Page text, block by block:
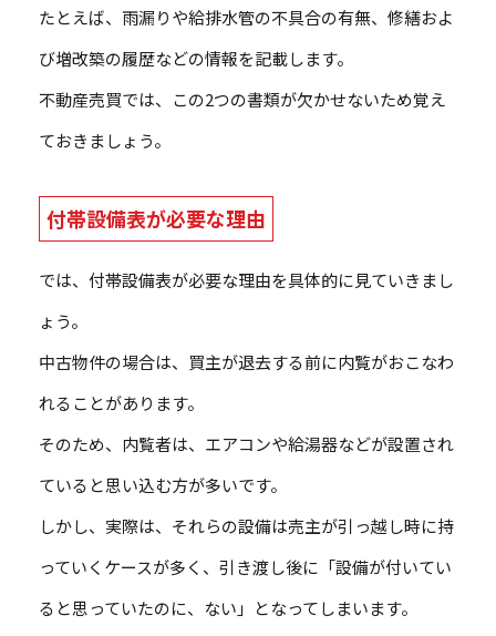
たとえば、雨漏りや給排水管の不具合の有無、修繕およ
び増改築の履歴などの情報を記載します。
不動産売買では、この2つの書類が欠かせないため覚え
ておきましょう。
付帯設備表が必要な理由
では、付帯設備表が必要な理由を具体的に見ていきまし
ょう。
中古物件の場合は、買主が退去する前に内覧がおこなわ
れることがあります。
そのため、内覧者は、エアコンや給湯器などが設置され
ていると思い込む方が多いです。
しかし、実際は、それらの設備は売主が引っ越し時に持
っていくケースが多く、引き渡し後に「設備が付いてい
ると思っていたのに、ない」となってしまいます。